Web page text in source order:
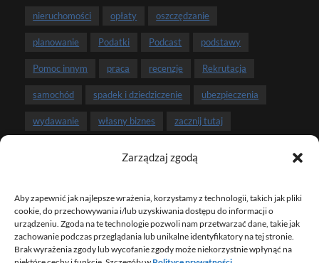
Zarządzaj zgodą
Aby zapewnić jak najlepsze wrażenia, korzystamy z technologii, takich jak pliki
cookie, do przechowywania i/lub uzyskiwania dostępu do informacji o
urządzeniu. Zgoda na te technologie pozwoli nam przetwarzać dane, takie jak
zachowanie podczas przeglądania lub unikalne identyfikatory na tej stronie.
Brak wyrażenia zgody lub wycofanie zgody może niekorzystnie wpłynąć na
nieruchomości opłaty oszczędzanie
planowanie Podatki Podcast podstawy
Pomoc innym praca recenzje Rekrutacja
samochód spadek i dziedziczenie ubezpieczenia
wydawanie własny biznes zacznij tutaj
NEWSLETTER
ZAPISZ SIĘ NA NEWSLETTER